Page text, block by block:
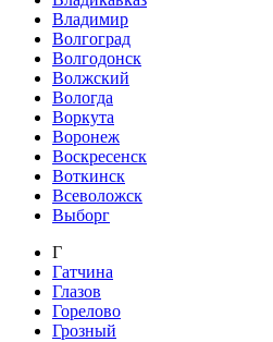
Владимир
Волгоград
Волгодонск
Волжский
Вологда
Воркута
Воронеж
Воскресенск
Воткинск
Всеволожск
Выборг
Г
Гатчина
Глазов
Горелово
Грозный